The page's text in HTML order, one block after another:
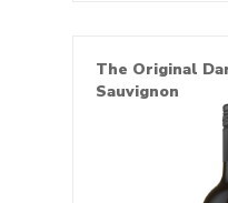
The Original
Sauvignon